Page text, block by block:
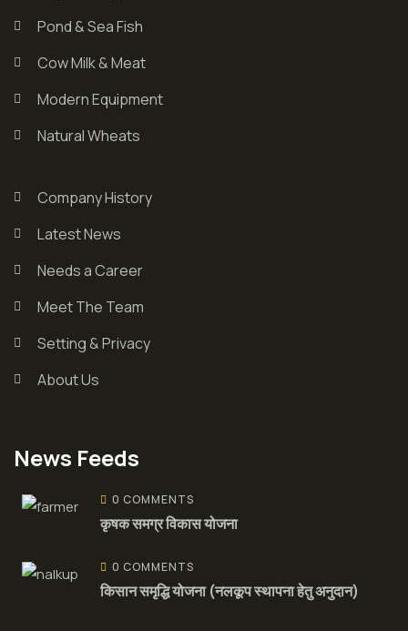
Pond & Sea Fish
Cow Milk & Meat
Modern Equipment
Natural Wheats
Company History
Latest News
Needs a Career
Meet The Team
Setting & Privacy
About Us
News Feeds
0 COMMENTS
कृषक समग्र विकास योजना
0 COMMENTS
किसान समृद्धि योजना (नलकूप स्थापना हेतु अनुदान)